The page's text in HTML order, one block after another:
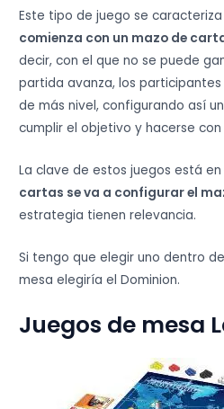
Este tipo de juego se
comienza con un mazo de
decir, con el que no se puede
partida avanza, los
de más nivel, configurando así
cumplir el objetivo y hacerse
La clave de estos juegos está en
cartas se va a configurar el
estrategia tienen relevancia.
Si tengo que elegir uno dentro
mesa elegiría el Dominion.
Juegos de mesa